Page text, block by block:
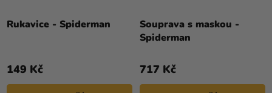
Rukavice - Spiderman
149 Kč
Souprava s maskou -
Spiderman
717 Kč